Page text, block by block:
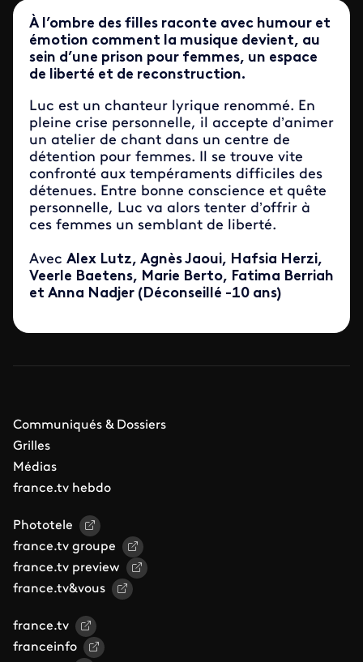
À l’ombre des filles raconte avec humour et
émotion comment la musique devient, au
sein d’une prison pour femmes, un espace
de liberté et de reconstruction.
Luc est un chanteur lyrique renommé. En
pleine crise personnelle, il accepte d’animer
un atelier de chant dans un centre de
détention pour femmes. Il se trouve vite
confronté aux tempéraments difficiles des
détenues. Entre bonne conscience et quête
personnelle, Luc va alors tenter d’offrir à
ces femmes un semblant de liberté.
Avec Alex Lutz, Agnès Jaoui, Hafsia Herzi,
Veerle Baetens, Marie Berto, Fatima Berriah
et Anna Nadjer (Déconseillé -10 ans)
Communiqués & Dossiers
Grilles
Médias
france.tv hebdo
Phototele
france.tv groupe
france.tv preview
france.tv&vous
france.tv
franceinfo